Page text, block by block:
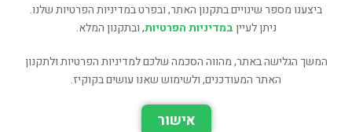
אימה ומתח
ביצענו מספר שינויים בתקנון האתר, ובפרט במדיניות הפרטיות שלנו.
ניתן לעייןבמדיניות הפרטיות, ובתקנון המלא.
המשך הגלישה באתר, מהווה הסכמה שלכם למדיניות הפרטיות ולתקנון
האתר המעודכנים, ולשימוש שאנו עושים בקוקיז.
אישור